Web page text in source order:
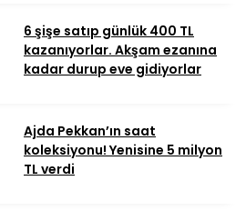
6 şişe satıp günlük 400 TL
kazanıyorlar. Akşam ezanına
kadar durup eve gidiyorlar
Ajda Pekkan’ın saat
koleksiyonu! Yenisine 5 milyon
TL verdi